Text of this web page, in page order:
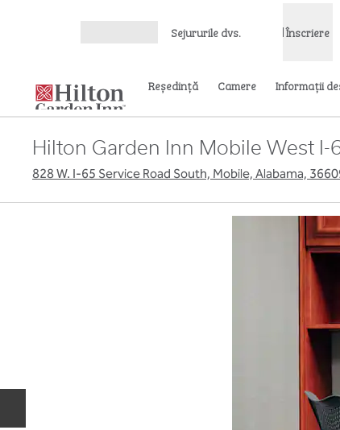
Sejururile dvs. Înscriere
Reşedinţă Camere Informații
Hilton Garden Inn Mobile West
828 W. I-65 Service Road South, Mobile, Alabama,